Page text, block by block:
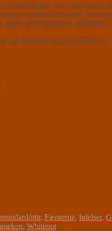
i fortællingen, som man som
om naturens kræfter, samt
med Grønlands
og Nordens Hus på Færøerne,
, Færøerne, følelser,
, Whiteout